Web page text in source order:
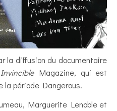
la diffusion du documentaire
InvincibleMagazine, qui est
la période Dangerous.
Marguerite Lenoble et